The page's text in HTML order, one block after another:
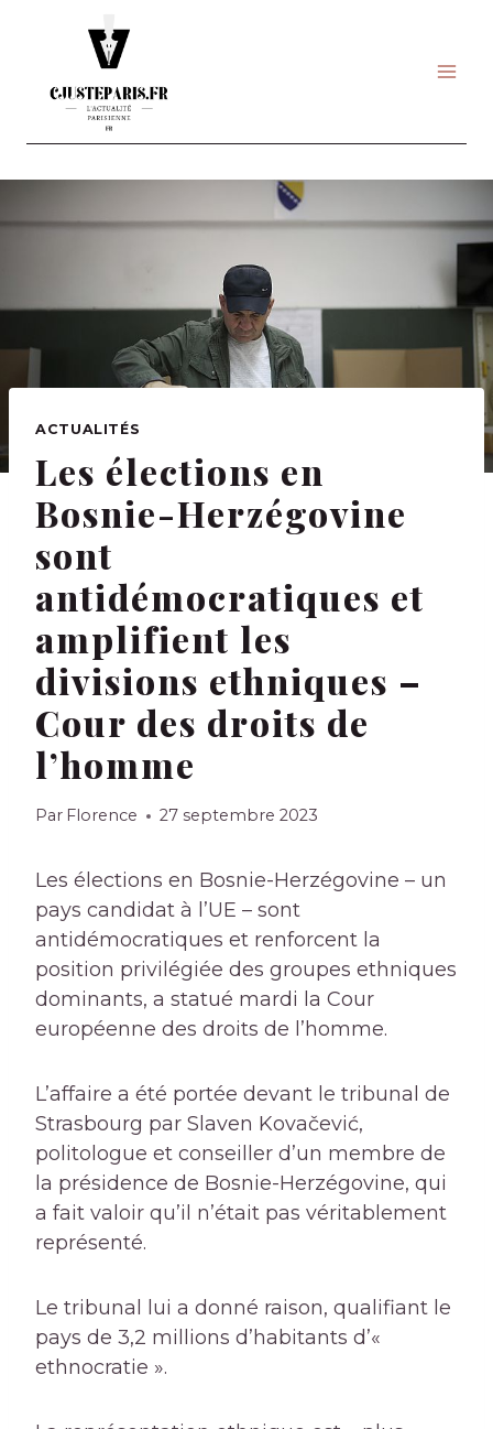
ACTUALITÉS
Les élections en
Bosnie-Herzégovine
sont
antidémocratiques et
amplifient les
divisions ethniques –
Cour des droits de
l’homme
Par Florence 27 septembre 2023
Les élections en Bosnie-Herzégovine – un
pays candidat à l’UE – sont
antidémocratiques et renforcent la
position privilégiée des groupes ethniques
dominants, a statué mardi la Cour
européenne des droits de l’homme.
L’affaire a été portée devant le tribunal de
Strasbourg par Slaven Kovačević,
politologue et conseiller d’un membre de
la présidence de Bosnie-Herzégovine, qui
a fait valoir qu’il n’était pas véritablement
représenté.
Le tribunal lui a donné raison, qualifiant le
pays de 3,2 millions d’habitants d’«
ethnocratie ».